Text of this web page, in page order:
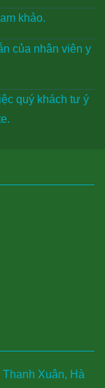
khảo.
của nhân viên y
quý khách tư ý
Xuân, Hà